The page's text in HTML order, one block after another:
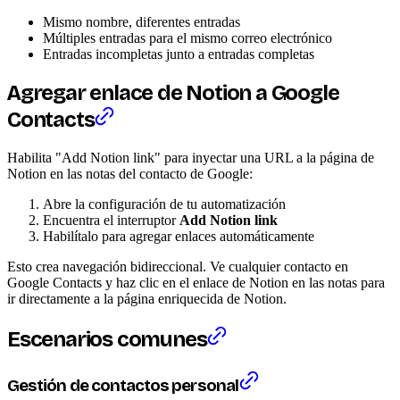
Mismo nombre, diferentes entradas
Múltiples entradas para el mismo correo electrónico
Entradas incompletas junto a entradas completas
Agregar enlace de Notion a Google
Contacts
Habilita "Add Notion link" para inyectar una URL a la página de
Notion en las notas del contacto de Google:
Abre la configuración de tu automatización
Encuentra el interruptor Add Notion link
Habilítalo para agregar enlaces automáticamente
Esto crea navegación bidireccional. Ve cualquier contacto en
Google Contacts y haz clic en el enlace de Notion en las notas para
ir directamente a la página enriquecida de Notion.
Escenarios comunes
Gestión de contactos personal